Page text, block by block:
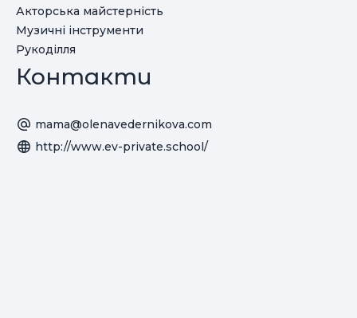
Акторська майстерність
Музичні інструменти
Рукоділля
Контакти
mama@olenavedernikova.com
http://www.ev-private.school/